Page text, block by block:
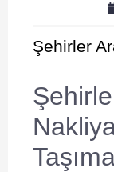
Şehirler